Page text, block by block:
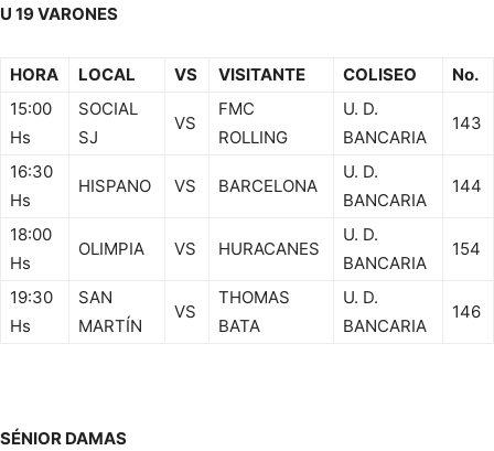
U 19 VARONES
HORA LOCAL VS VISITANTE COLISEO
No.
15:00
Hs
SOCIAL
SJ
VS
FMC
ROLLING
U. D.
BANCARIA
143
16:30
Hs
HISPANO VS BARCELONA
U. D.
BANCARIA
144
18:00
Hs
OLIMPIA VS HURACANES
U. D.
BANCARIA
154
19:30
Hs
SAN
MARTÍN
VS
THOMAS
BATA
U. D.
BANCARIA
146
SÉNIOR DAMAS